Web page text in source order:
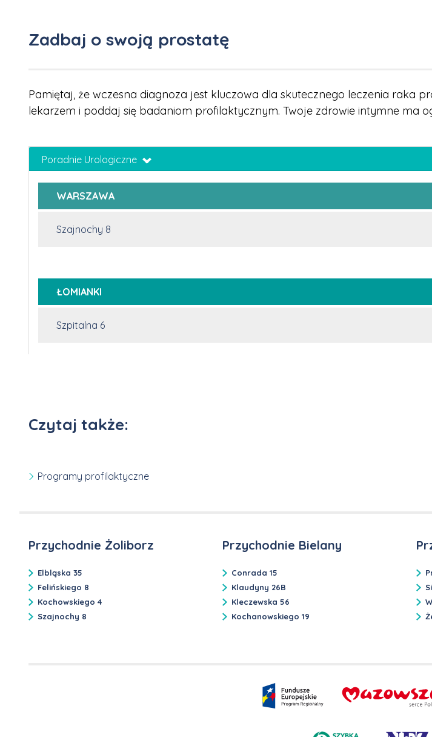
Zadbaj o swoją prostatę
Pamiętaj, że wczesna diagnoza jest kluczowa dla skutecznego leczenia raka
lekarzem i poddaj się badaniom profilaktycznym. Twoje zdrowie intymne ma
Poradnie Urologiczne
WARSZAWA
Szajnochy 8
ŁOMIANKI
Szpitalna 6
Czytaj także:
Programy profilaktyczne
Przychodnie Żoliborz
Elbląska 35
Felińskiego 8
Kochowskiego 4
Szajnochy 8
Przychodnie Bielany
Conrada 15
Klaudyny 26B
Kleczewska 56
Kochanowskiego 19